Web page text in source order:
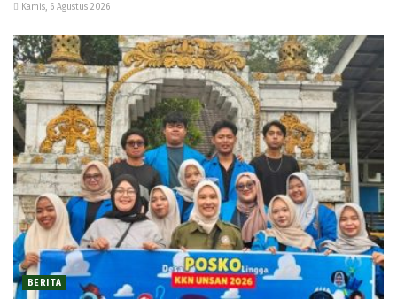
Kamis, 6 Agustus 2026
BERITA